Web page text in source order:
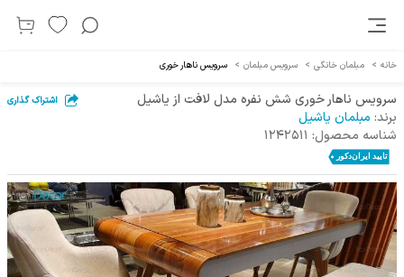
خانه > مبلمان خانگی > سرویس مبلمان > سرویس ناهار خوری
سرویس ناهار خوری شش نفره مدل لافت از یاشیل اشتراک گذاری
برند: مبلمان یاشیل
شناسه محصول: 1242511